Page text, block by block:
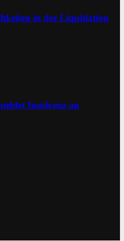
in der Liquidation
Insolvenz an